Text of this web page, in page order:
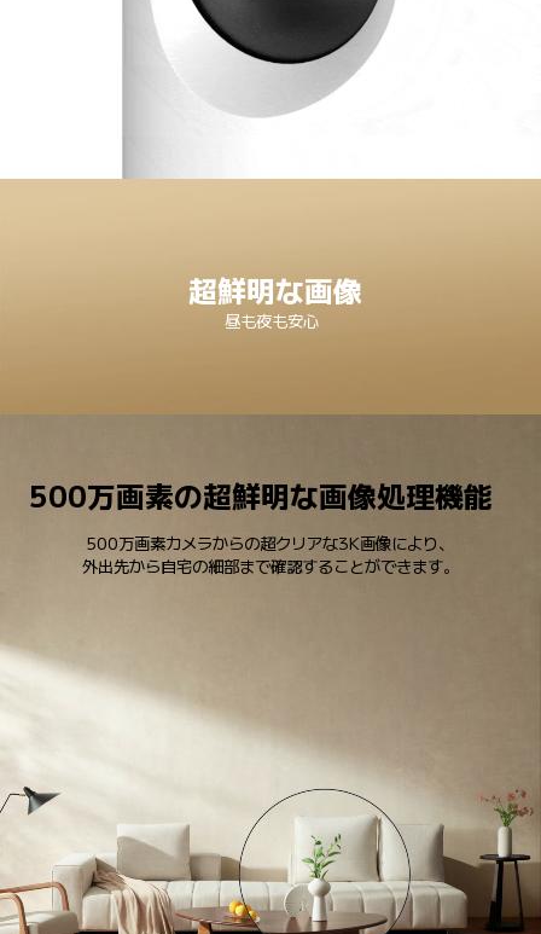
超鮮明な画像
昼も夜も安心
500万画素の超鮮明な画像処理機能
500万画素カメラからの超クリアな3K画像により、
外出先から自宅の細部まで確認することができます。